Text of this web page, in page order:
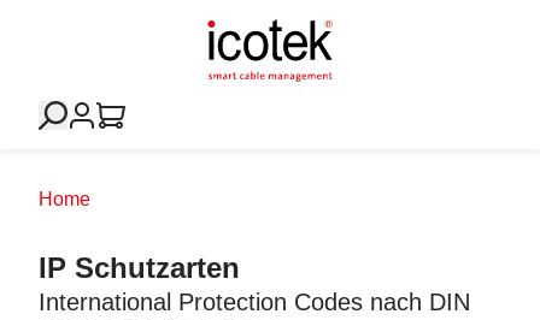
Home
IP Schutzarten
International Protection Codes nach DIN